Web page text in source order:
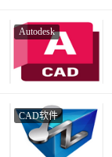
Autodesk
CAD软件